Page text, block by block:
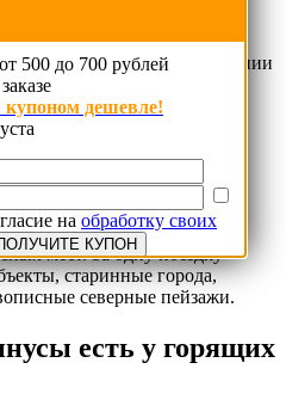
можно отметить:
в путешествие при появлении
поддержкой;
подготовку;
для такого формата
от Санкт-Петербурга и
мест. За одну поездку
старинные города,
северные пейзажи.
есть у горящих
руб.
500 до 700 рублей
дешевле!
на обработку своих